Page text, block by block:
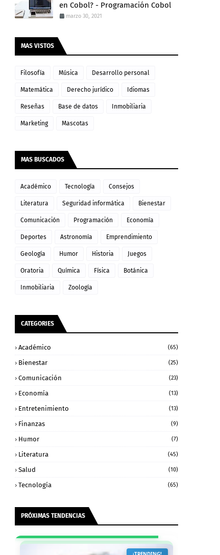
en Cobol? - Programación Cobol
marzo 30, 2021
MAS VISTOS
Filosofía Música Desarrollo personal
Matemática Derecho jurídico Idiomas
Reseñas Base de datos Inmobiliaria
Marketing Mascotas
MAS BUSCADOS
Académico Tecnología Consejos
Literatura Seguridad informática Bienestar
Comunicación Programación Economía
Deportes Astronomía Emprendimiento
Geología Humor Historia Juegos
Oratoria Química Física Botánica
Inmobiliaria Zoología
CATEGORIES
Académico (65)
Bienestar (25)
Comunicación (23)
Economía (13)
Entretenimiento (13)
Finanzas (9)
Humor (7)
Literatura (45)
Salud (10)
Tecnología (65)
PRÓXIMAS TENDENCIAS